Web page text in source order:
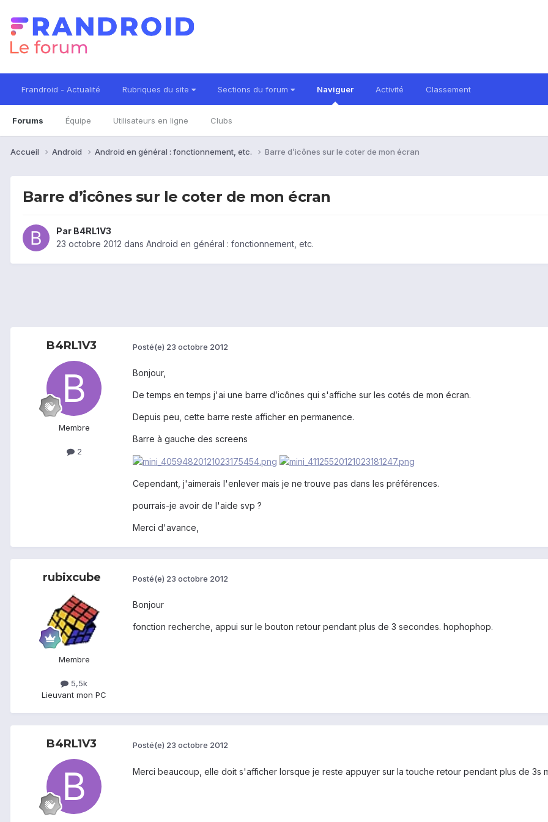
Frandroid - Actualité Rubriques du site Sections du forum Naviguer
Forums Équipe Utilisateurs en ligne Clubs
Activité Classement
Accueil Android Android en général : fonctionnement, etc. Barre d’icônes sur le coter de mon écran
Barre d’icônes sur le coter de mon écran
Par B4RL1V3
23 octobre 2012 dans Android en général : fonctionnement, etc.
B4RL1V3
Membre
2
Posté(e) 23 octobre 2012
Bonjour,
De temps en temps j'ai une barre d’icônes qui s'affiche sur les cotés de mon écran.
Depuis peu, cette barre reste afficher en permanence.
Barre à gauche des screens
Cependant, j'aimerais l'enlever mais je ne trouve pas dans les préférences.
pourrais-je avoir de l'aide svp ?
Merci d'avance,
rubixcube
Membre
5,5k
Lieuvant mon PC
Posté(e) 23 octobre 2012
Bonjour
fonction recherche, appui sur le bouton retour pendant plus de 3 secondes. hophophop.
B4RL1V3 Posté(e) 23 octobre 2012
Merci beaucoup, elle doit s'afficher lorsque je reste appuyer sur la touche retour pendant plus de 3s